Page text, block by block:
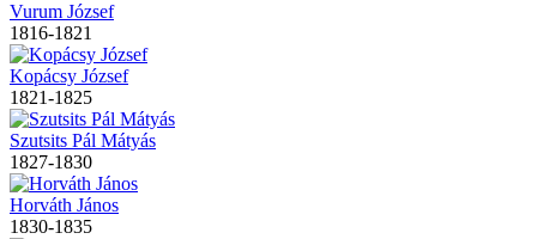
Vurum József
1816-1821
Kopácsy József
1821-1825
Szutsits Pál Mátyás
1827-1830
Horváth János
1830-1835